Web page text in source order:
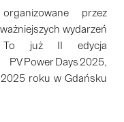
przez
wydarzeń
już II edycja
Power Days 2025,
roku w Gdańsku